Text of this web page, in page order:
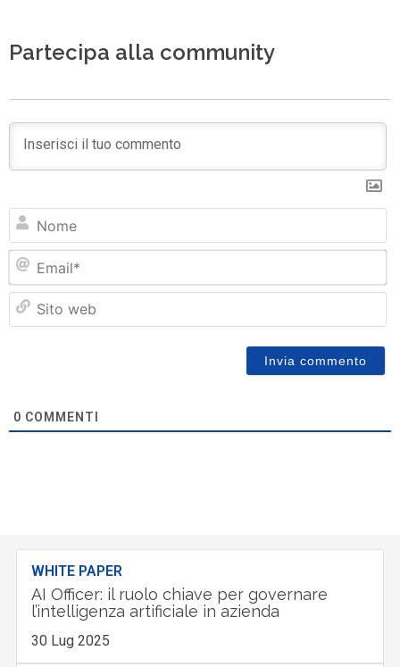
Partecipa alla community
0 COMMENTI
WHITE PAPER
AI Officer: il ruolo chiave per governare
l’intelligenza artificiale in azienda
30 Lug 2025